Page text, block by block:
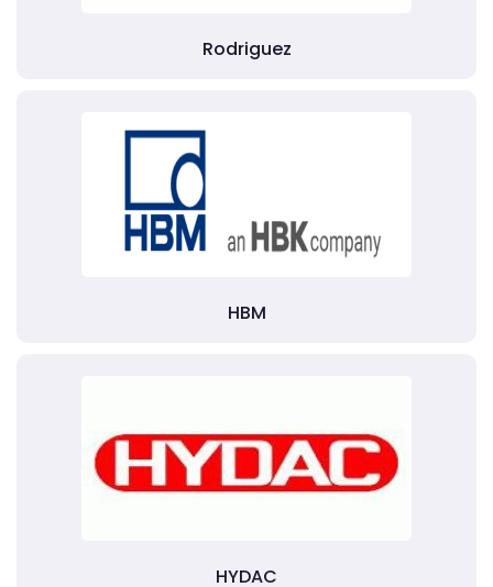
Rodriguez
HBM
HYDAC